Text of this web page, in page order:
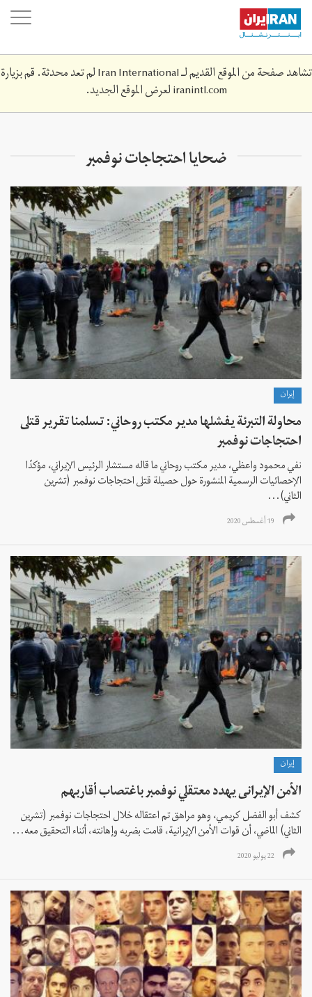
Skip
main
content
تشاهد صفحة من الموقع القديم لـ Iran International لم تعد محدثة. قم بزيارة
iranintl.comلعرض الموقع الجديد.
ضحايا احتجاجات نوفمبر
إيران
محاولة التبرئة يفشلها مدير مكتب روحاني: تسلمنا تقرير قتلى
احتجاجات نوفمبر
نفي محمود واعظي، مدير مكتب روحاني ما قاله مستشار الرئيس الإيراني، مؤكدًا
الإحصائيات الرسمية المنشورة حول حصيلة قتلى احتجاجات نوفمبر (تشرين
الثاني)...
19 أغسطس 2020
إيران
الأمن الإیرانی يهدد معتقلي نوفمبر باغتصاب أقاربهم
كشف أبو الفضل كريمي، وهو مراهق تم اعتقاله خلال احتجاجات نوفمبر (تشرين
الثاني) الماضي، أن قوات الأمن الإيرانية، قامت بضربه وإهانته، أثناء التحقيق معه...
22 يوليو 2020